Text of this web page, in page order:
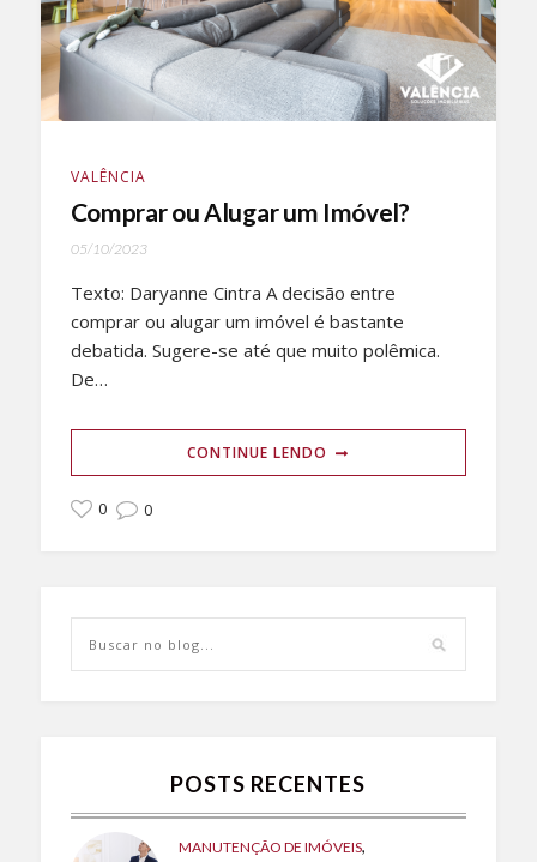
VALÊNCIA
Comprar ou Alugar um Imóvel?
05/10/2023
Texto: Daryanne Cintra A decisão entre
comprar ou alugar um imóvel é bastante
debatida. Sugere-se até que muito polêmica.
De…
CONTINUE LENDO
0 0
POSTS RECENTES
MANUTENÇÃO DE IMÓVEIS,